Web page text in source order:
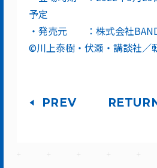
予定
・発売元 ：株式会社
©川上泰樹・伏瀬・講談社／
PREV